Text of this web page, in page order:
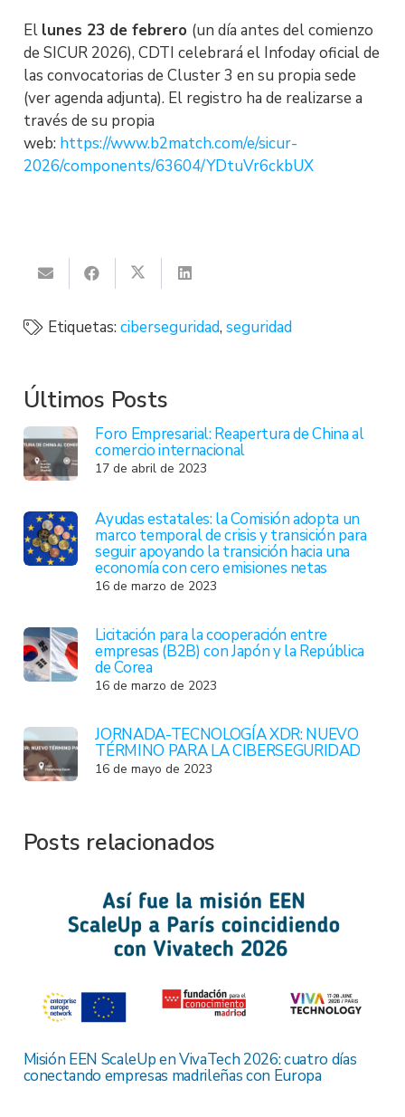
El lunes 23 de febrero (un día antes del comienzo
de SICUR 2026), CDTI celebrará el Infoday oficial de
las convocatorias de Cluster 3 en su propia sede
(ver agenda adjunta). El registro ha de realizarse a
través de su propia
web: https://www.b2match.com/e/sicur-
2026/components/63604/YDtuVr6ckbUX
Etiquetas:ciberseguridad,seguridad
Últimos Posts
Foro Empresarial: Reapertura de China al
comercio internacional
17 de abril de 2023
Ayudas estatales: la Comisión adopta un
marco temporal de crisis y transición para
seguir apoyando la transición hacia una
economía con cero emisiones netas
16 de marzo de 2023
Licitación para la cooperación entre
empresas (B2B) con Japón y la República
de Corea
16 de marzo de 2023
JORNADA-TECNOLOGÍA XDR: NUEVO
TÉRMINO PARA LA CIBERSEGURIDAD
16 de mayo de 2023
Posts relacionados
Misión EEN ScaleUp en VivaTech 2026: cuatro días
conectando empresas madrileñas con Europa